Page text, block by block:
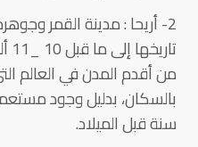
2- أريحا : مدينة القمر
من أقدم المدن في العالم
سنة قبل الميلاد.